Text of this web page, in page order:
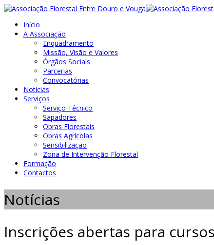
Início
A Associação
Enquadramento
Missão, Visão e Valores
Órgãos Sociais
Parcerias
Convocatórias
Notícias
Serviços
Serviço Técnico
Sapadores
Obras Florestais
Obras Agrícolas
Sensibilização
Zona de Intervenção Florestal
Formação
Contactos
Notícias
Inscrições abertas para